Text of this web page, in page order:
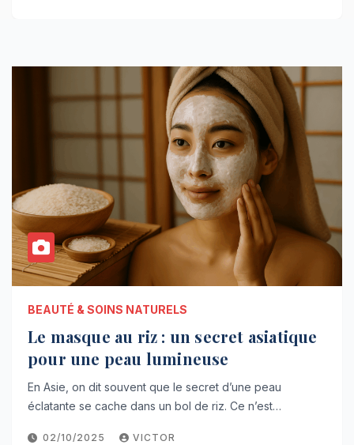
BEAUTÉ & SOINS NATURELS
Le masque au riz : un secret asiatique
pour une peau lumineuse
En Asie, on dit souvent que le secret d’une peau
éclatante se cache dans un bol de riz. Ce n’est…
02/10/2025 VICTOR